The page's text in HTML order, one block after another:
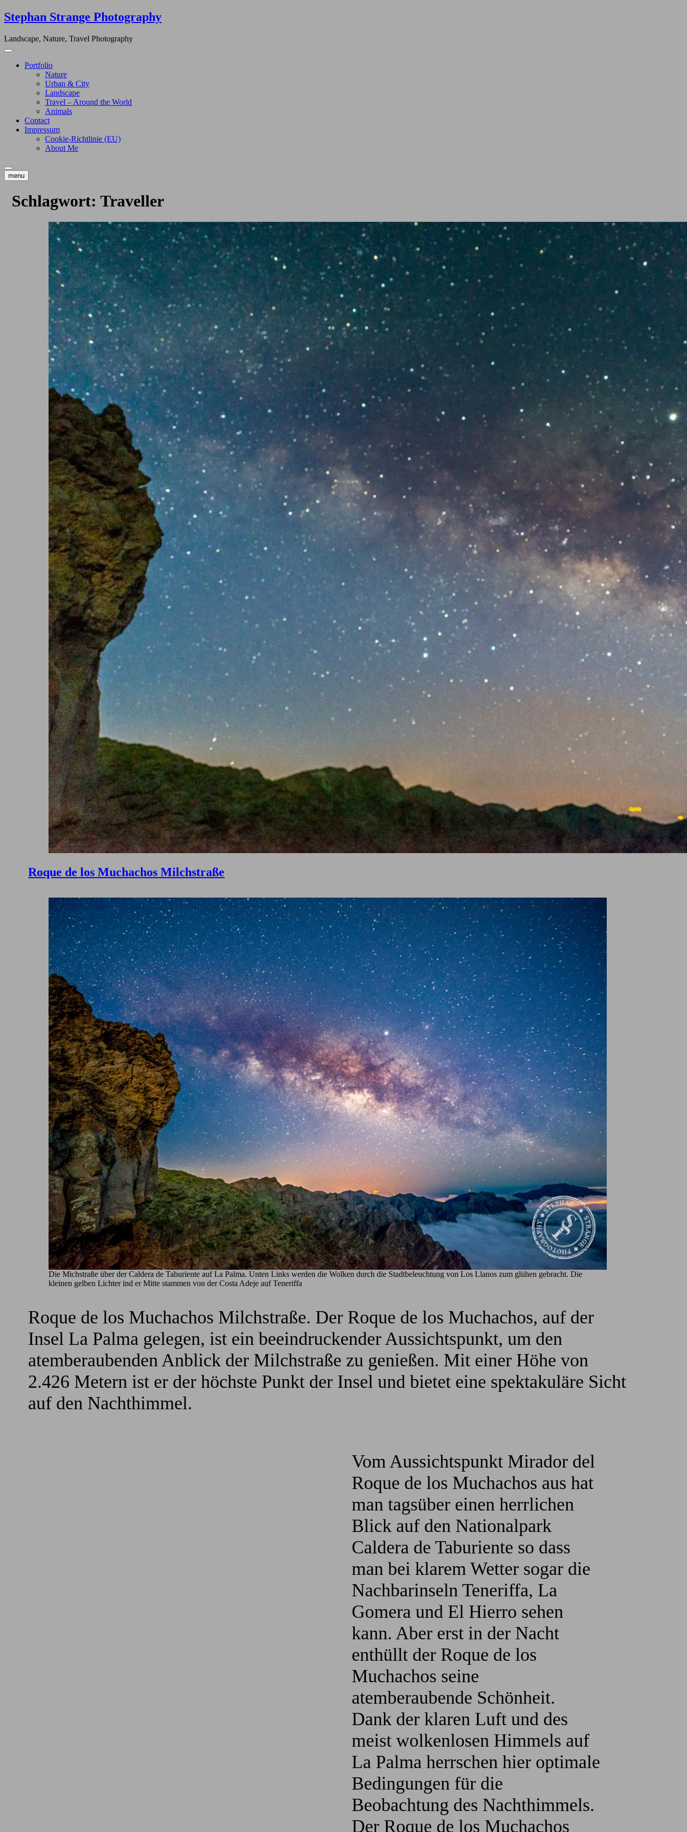
Skip
to
Stephan Strange Photography
Landscape, Nature, Travel Photography
Portfolio
Nature
Urban & City
Landscape
Travel – Around the World
Animals
Contact
Impressum
Cookie-Richtlinie (EU)
About Me
menu
Schlagwort: Traveller
Roque de los Muchachos Milchstraße
Die Michstraße über der Caldera de Taburiente auf La Palma. Unten Links werden die Wolken durch die Stadtbeleuchtung von Los Llanos zum glühen gebracht. Die
kleinen gelben Lichter ind er Mitte stammen von der Costa Adeje auf Teneriffa
Roque de los Muchachos Milchstraße. Der Roque de los Muchachos, auf der
Insel La Palma gelegen, ist ein beeindruckender Aussichtspunkt, um den
atemberaubenden Anblick der Milchstraße zu genießen. Mit einer Höhe von
2.426 Metern ist er der höchste Punkt der Insel und bietet eine spektakuläre Sicht
auf den Nachthimmel.
Vom Aussichtspunkt Mirador del
Roque de los Muchachos aus hat
man tagsüber einen herrlichen
Blick auf den Nationalpark
Caldera de Taburiente so dass
man bei klarem Wetter sogar die
Nachbarinseln Teneriffa, La
Gomera und El Hierro sehen
kann. Aber erst in der Nacht
enthüllt der Roque de los
Muchachos seine
atemberaubende Schönheit.
Dank der klaren Luft und des
meist wolkenlosen Himmels auf
La Palma herrschen hier optimale
Bedingungen für die
Beobachtung des Nachthimmels.
Der Roque de los Muchachos